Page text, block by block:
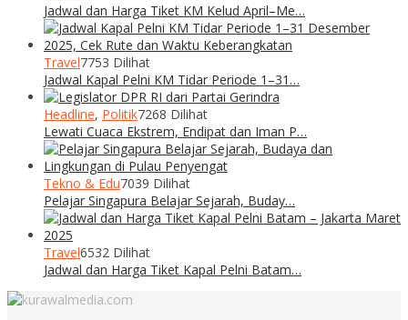
Jadwal dan Harga Tiket KM Kelud April–Me…
Travel7753 Dilihat
Jadwal Kapal Pelni KM Tidar Periode 1–31…
Headline, Politik7268 Dilihat
Lewati Cuaca Ekstrem, Endipat dan Iman P…
Tekno & Edu7039 Dilihat
Pelajar Singapura Belajar Sejarah, Buday…
Travel6532 Dilihat
Jadwal dan Harga Tiket Kapal Pelni Batam…